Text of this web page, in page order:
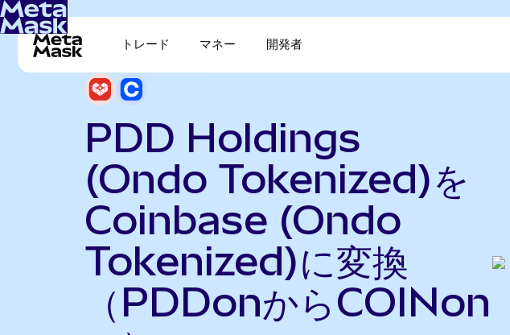
トレード マネー 開発者
PDD Holdings
(Ondo Tokenized)を
Coinbase (Ondo
Tokenized)に変換
（PDDonからCOINon